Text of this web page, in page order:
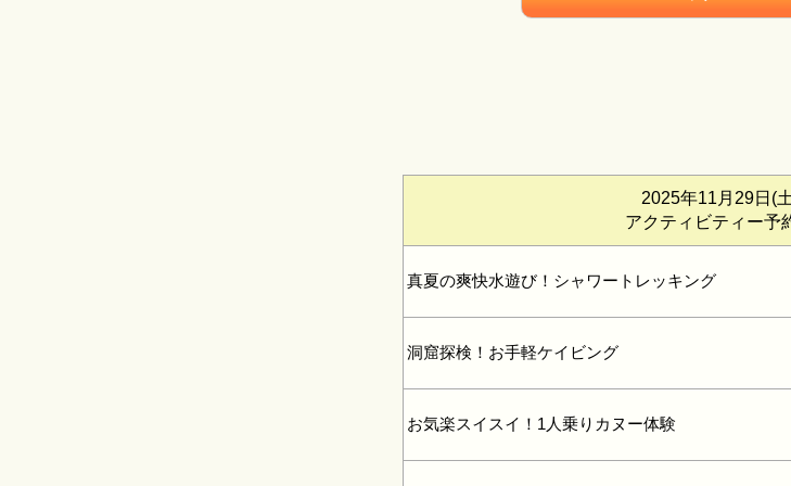
2025年11月29日(
アクティビティー予
真夏の爽快水遊び！シャワートレッキング
洞窟探検！お手軽ケイビング
お気楽スイスイ！1人乗りカヌー体験